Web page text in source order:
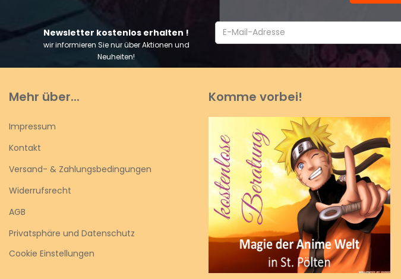
Newsletter kostenlos erhalten !
wir informieren Sie nur über Aktionen und
Neuheiten!
Mehr über...
Impressum
Kontakt
Versand- & Zahlungsbedingungen
Widerrufsrecht
AGB
Privatsphäre und Datenschutz
Cookie Einstellungen
Komme vorbei!